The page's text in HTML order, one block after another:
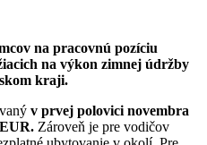
na pracovnú pozíciu
na výkon zimnej údržby
kraji.
v prvej polovici novembra
Zároveň je pre vodičov